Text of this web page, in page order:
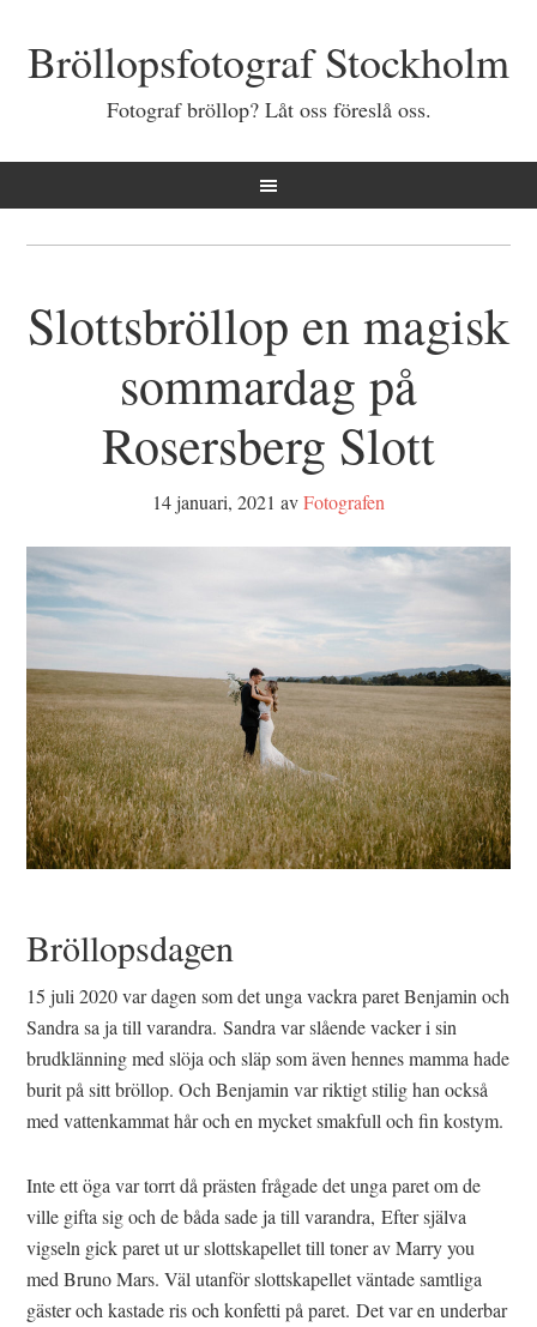
Bröllopsfotograf Stockholm
Fotograf bröllop? Låt oss föreslå oss.
Slottsbröllop en magisk
sommardag på
Rosersberg Slott
14 januari, 2021 avFotografen
Bröllopsdagen
15 juli 2020 var dagen som det unga vackra paret Benjamin och
Sandra sa ja till varandra. Sandra var slående vacker i sin
brudklänning med slöja och släp som även hennes mamma hade
burit på sitt bröllop. Och Benjamin var riktigt stilig han också
med vattenkammat hår och en mycket smakfull och fin kostym.
Inte ett öga var torrt då prästen frågade det unga paret om de
ville gifta sig och de båda sade ja till varandra, Efter själva
vigseln gick paret ut ur slottskapellet till toner av Marry you
med Bruno Mars. Väl utanför slottskapellet väntade samtliga
gäster och kastade ris och konfetti på paret. Det var en underbar